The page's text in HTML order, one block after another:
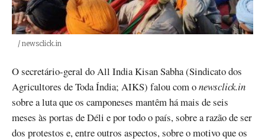
Créditos
/ newsclick.in
O secretário-geral do All India Kisan Sabha (Sindicato dos
Agricultores de Toda Índia; AIKS) falou com onewsclick.in
sobre a luta que os camponeses mantêm há mais de seis
meses às portas de Déli e por todo o país, sobre a razão de ser
dos protestos e, entre outros aspectos, sobre o motivo que os